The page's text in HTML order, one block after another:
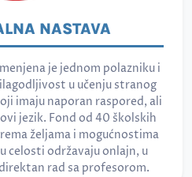
NASTAVA
je jednom polazniku i
u učenju stranog
imaju naporan raspored, ali
jezik. Fond od 40 školskih
željama i mogućnostima
celosti održavaju onlajn, u
rad sa profesorom.